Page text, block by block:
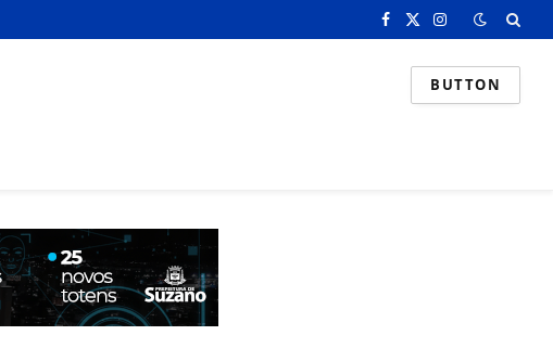
Facebook
X
Instagram
BUTTON